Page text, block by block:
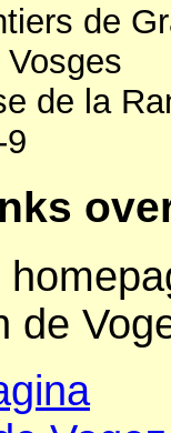
de
de la
de